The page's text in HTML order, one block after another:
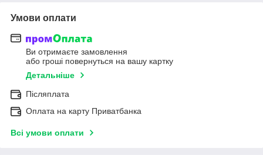
Умови оплати
Ви отримаєте замовлення
або гроші повернуться на вашу картку
Детальніше
Післяплата
Оплата на карту Приватбанка
Всі умови оплати